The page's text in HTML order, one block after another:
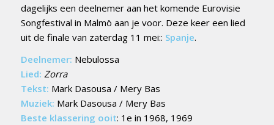
dagelijks een deelnemer aan het komende Eurovisie
Songfestival in Malmö aan je voor. Deze keer een lied
uit de finale van zaterdag 11 mei:: Spanje.
Deelnemer: Nebulossa
Lied: Zorra
Tekst: Mark Dasousa / Mery Bas
Muziek: Mark Dasousa / Mery Bas
Beste klassering ooit: 1e in 1968, 1969